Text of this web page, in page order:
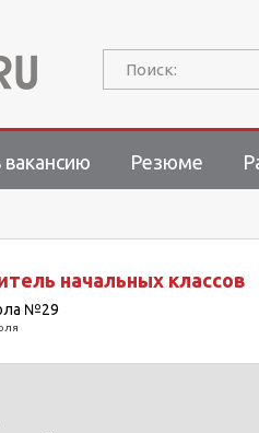
Поиск:
вакансию Резюме
начальных классов
№29